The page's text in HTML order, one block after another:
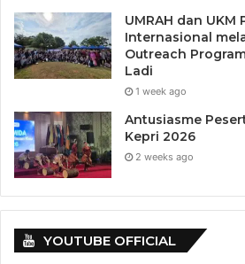
secara lengkap SPM atau SPMS
melakukan transaksi jual beli
UMRAH dan
Internasional
Outreach
Ladi
1 week ago
Antusiasme
Kepri 2026
2 weeks ago
YOUTUBE OFFICIAL